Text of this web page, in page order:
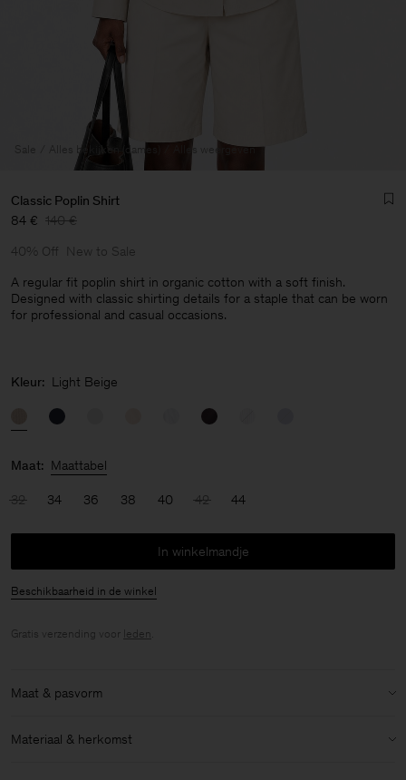
Sale Alles bekijken (dames) Alles weergeven
Classic Poplin Shirt
84 € 140 €
40% Off
New to Sale
A regular fit poplin shirt in organic cotton with a soft finish.
Designed with classic shirting details for a staple that can be worn
for professional and casual occasions.
Kleur: Light Beige
Maat: Maattabel
32 34 36 38 40 42 44
In winkelmandje
Beschikbaarheid in de winkel
Gratis verzending voor leden .
Maat & pasvorm
Maat & pasvorm details:
Materiaal & herkomst